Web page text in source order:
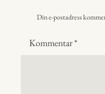
Din e-postadress
Kommentar*